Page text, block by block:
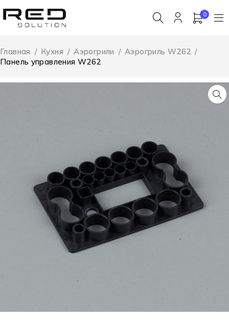
0
Главная / Кухня / Аэрогрили / Аэрогриль W262 /
Панель управления W262